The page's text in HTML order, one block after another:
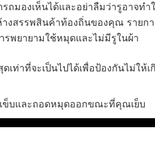
ถมองเห็นได้และอย่าลืมว่ารูอาจท
งสรรพสินค้าท้องถิ่นของคุณ รายก
รพยายามใช้หมุดและไม่มีรูในผ้า
ท่าที่จะเป็นไปได้เพื่อป้องกันไม่ให้
เข็บและถอดหมุดออกขณะที่คุณเย็บ